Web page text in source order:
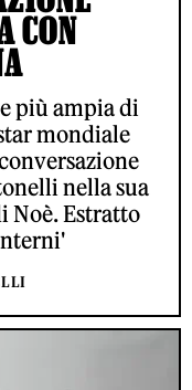
CON
più ampia di
mondiale
nella sua
Noè. Estratto